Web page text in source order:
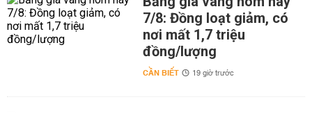
7/8: Đồng loạt giảm, có
nơi mất 1,7 triệu
đồng/lượng
CẦN BIẾT 19 giờ trước